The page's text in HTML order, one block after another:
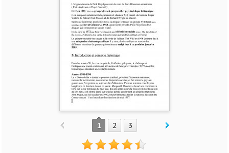
1 2 3